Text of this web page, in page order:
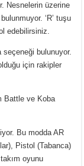
Nesnelerin üzerine
‘R’ tuşu
edebilirsiniz.
seçeneği bulunuyor.
için rakipler
Battle ve Koba
Bu modda AR
Pistol (Tabanca)
oyunu